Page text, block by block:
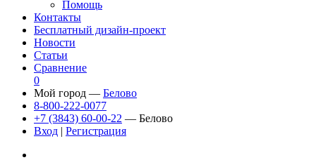
Помощь
Контакты
Бесплатный дизайн-проект
Новости
Статьи
Сравнение
0
Мой город — Белово
8-800-222-0077
+7 (3843) 60-00-22 — Белово
Вход | Регистрация